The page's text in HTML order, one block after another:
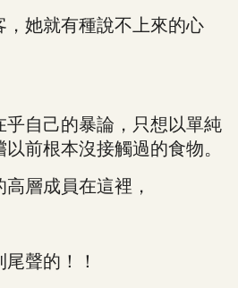
她就有種說不上來的心
自己的暴論，只想以單純
前根本沒接觸過的食物。
層成員在這裡，
聲的！！